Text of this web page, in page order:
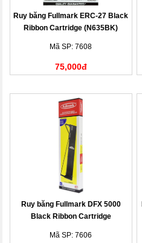
Ruy băng Fullmark ERC-27 Black
Ribbon Cartridge (N635BK)
Mã SP: 7608
75,000đ
Ruy băng Fullmark DFX 5000
Black Ribbon Cartridge
Mã SP: 7606